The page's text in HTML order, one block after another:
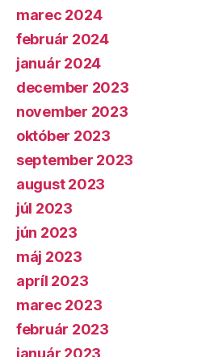
marec 2024
február 2024
január 2024
december 2023
november 2023
október 2023
september 2023
august 2023
júl 2023
jún 2023
máj 2023
apríl 2023
marec 2023
február 2023
január 2023